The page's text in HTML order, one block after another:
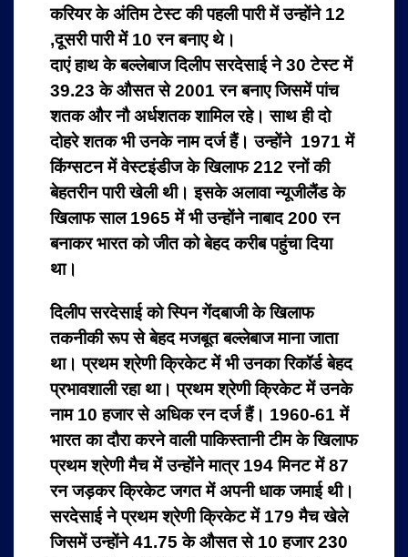
करियर के अंतिम टेस्‍ट की पहली पारी में उन्‍होंने 12
,दूसरी पारी में 10 रन बनाए थे।
दाएं हाथ के बल्‍लेबाज दिलीप सरदेसाई ने 30 टेस्‍ट में
39.23 के औसत से 2001 रन बनाए जिसमें पांच
शतक और नौ अर्धशतक शामिल रहे। साथ ही दो
दोहरे शतक भी उनके नाम दर्ज हैं। उन्‍होंने 1971 में
किंग्सटन में वेस्‍टइंडीज के खिलाफ 212 रनों की
बेहतरीन पारी खेली थी। इसके अलावा न्‍यूजीलैंड के
खिलाफ साल 1965 में भी उन्‍होंने नाबाद 200 रन
बनाकर भारत को जीत को बेहद करीब पहुंचा दिया
था।
दिलीप सरदेसाई को स्पिन गेंदबाजी के खिलाफ
तकनीकी रूप से बेहद मजबूत बल्‍लेबाज माना जाता
था। प्रथम श्रेणी क्रिकेट में भी उनका रिकॉर्ड बेहद
प्रभावशाली रहा था। प्रथम श्रेणी क्रिकेट में उनके
नाम 10 हजार से अधिक रन दर्ज हैं। 1960-61 में
भारत का दौरा करने वाली पाकिस्तानी टीम के खिलाफ
प्रथम श्रेणी मैच में उन्होंने मात्र 194 मिनट में 87
रन जड़कर क्रिकेट जगत में अपनी धाक जमाई थी।
सरदेसाई ने प्रथम श्रेणी क्रिकेट में 179 मैच खेले
जिसमें उन्‍होंने 41.75 के औसत से 10 हजार 230